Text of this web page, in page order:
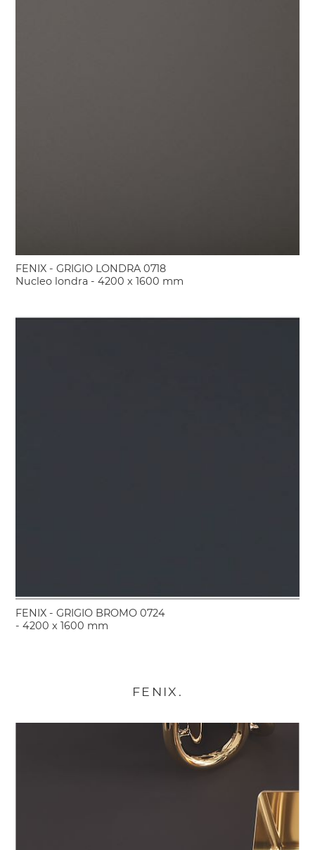
FENIX - GRIGIO LONDRA 0718
Nucleo londra - 4200 x 1600 mm
FENIX - GRIGIO BROMO 0724
- 4200 x 1600 mm
FENIX.